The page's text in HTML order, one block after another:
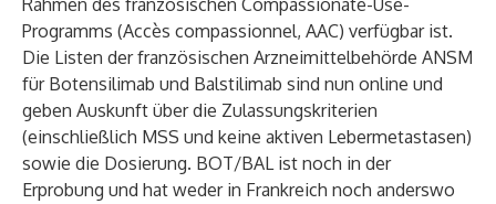
Rahmen des französischen Compassionate-Use-
Programms (Accès compassionnel, AAC) verfügbar ist.
Die Listen der französischen Arzneimittelbehörde ANSM
für Botensilimab und Balstilimab sind nun online und
geben Auskunft über die Zulassungskriterien
(einschließlich MSS und keine aktiven Lebermetastasen)
sowie die Dosierung. BOT/BAL ist noch in der
Erprobung und hat weder in Frankreich noch anderswo